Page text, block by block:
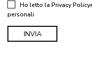
Ho letto la Privacy Policy
personali